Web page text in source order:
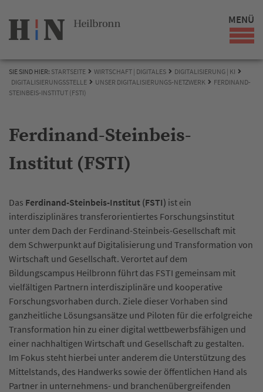
MENÜ
SIE SIND HIER: STARTSEITE WIRTSCHAFT | DIGITALES
DIGITALISIERUNG | KI
DIGITALISIERUNGSSTELLE
UNSER DIGITALISIERUNGS-NETZWERK
FERDINAND-
STEINBEIS-INSTITUT (FSTI)
Ferdinand-Steinbeis-
Institut (FSTI)
Das Ferdinand-Steinbeis-Institut (FSTI) ist ein
interdisziplinäres transferorientiertes Forschungsinstitut
unter dem Dach der Ferdinand-Steinbeis-Gesellschaft mit
dem Schwerpunkt auf Digitalisierung und Transformation von
Wirtschaft und Gesellschaft. Verortet auf dem
Bildungscampus Heilbronn führt das FSTI gemeinsam mit
vielfältigen Partnern interdisziplinäre und kooperative
Forschungsvorhaben durch. Ziele dieser Vorhaben sind
ganzheitliche Lösungsansätze und Piloten für die erfolgreiche
Transformation hin zu einer digital wettbewerbsfähigen und
einer nachhaltigen Wirtschaft und Gesellschaft zu gestalten.
Im Fokus steht hierbei unter anderem die Unterstützung des
Mittelstands, des Handwerks sowie der öffentlichen Hand als
Partner in unternehmens- und branchenübergreifenden